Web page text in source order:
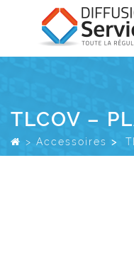
TLCOV –
> Accessoires >